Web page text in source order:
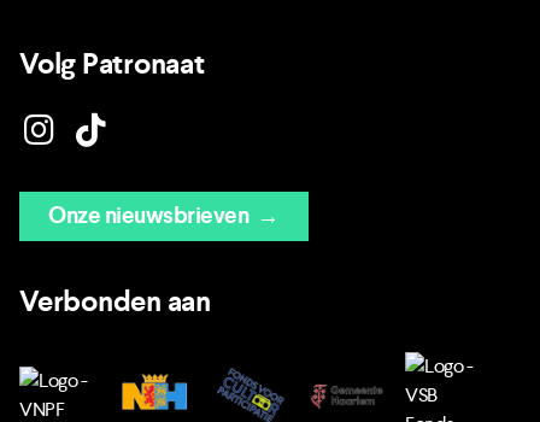
Volg Patronaat
Onze nieuwsbrieven→
Verbonden aan